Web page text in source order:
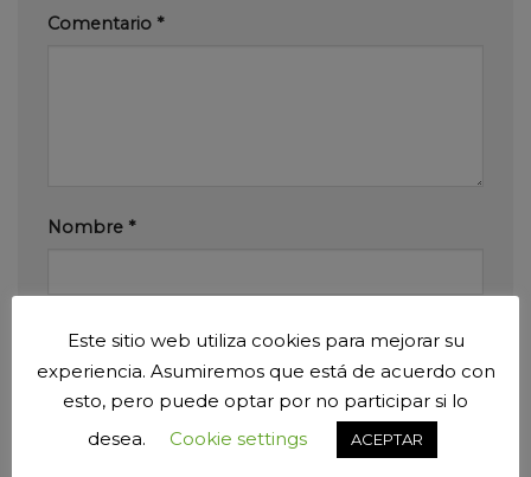
Comentario *
Nombre *
Correo electrónico*
Este sitio web utiliza cookies para mejorar su
experiencia. Asumiremos que está de acuerdo con
esto, pero puede optar por no participar si lo
desea.
Cookie settings ACEPTAR